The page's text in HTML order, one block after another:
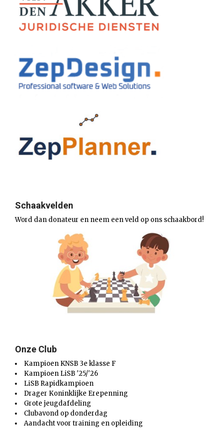
Schaakvelden
Word dan donateur en neem een veld op ons schaakbord!
Onze Club
Kampioen KNSB 3e klasse F
Kampioen LiSB '25/'26
LiSB Rapidkampioen
Drager Koninklijke Erepenning
Grote jeugdafdeling
Clubavond op donderdag
Aandacht voor training en opleiding